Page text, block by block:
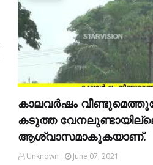
കാലവര്‍ഷം
കടുത്ത
ആശ്വാസമാകുകയാണ്.
Unknown
June 07, 2021